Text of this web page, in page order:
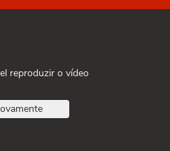
reproduzir o vídeo